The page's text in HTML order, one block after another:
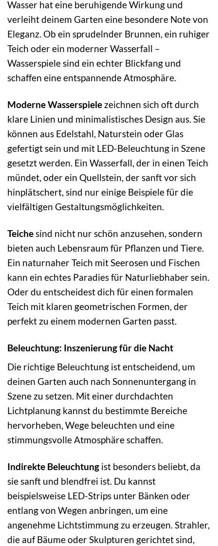
Wasser hat eine beruhigende Wirkung und
verleiht deinem Garten eine besondere Note von
Eleganz. Ob ein sprudelnder Brunnen, ein ruhiger
Teich oder ein moderner Wasserfall –
Wasserspiele sind ein echter Blickfang und
schaffen eine entspannende Atmosphäre.
Moderne Wasserspiele zeichnen sich oft durch
klare Linien und minimalistisches Design aus. Sie
können aus Edelstahl, Naturstein oder Glas
gefertigt sein und mit LED-Beleuchtung in Szene
gesetzt werden. Ein Wasserfall, der in einen Teich
mündet, oder ein Quellstein, der sanft vor sich
hinplätschert, sind nur einige Beispiele für die
vielfältigen Gestaltungsmöglichkeiten.
Teichesind nicht nur schön anzusehen, sondern
bieten auch Lebensraum für Pflanzen und Tiere.
Ein naturnaher Teich mit Seerosen und Fischen
kann ein echtes Paradies für Naturliebhaber sein.
Oder du entscheidest dich für einen formalen
Teich mit klaren geometrischen Formen, der
perfekt zu einem modernen Garten passt.
Beleuchtung: Inszenierung für die Nacht
Die richtige Beleuchtung ist entscheidend, um
deinen Garten auch nach Sonnenuntergang in
Szene zu setzen. Mit einer durchdachten
Lichtplanung kannst du bestimmte Bereiche
hervorheben, Wege beleuchten und eine
stimmungsvolle Atmosphäre schaffen.
Indirekte Beleuchtung ist besonders beliebt, da
sie sanft und blendfrei ist. Du kannst
beispielsweise LED-Strips unter Bänken oder
entlang von Wegen anbringen, um eine
angenehme Lichtstimmung zu erzeugen. Strahler,
die auf Bäume oder Skulpturen gerichtet sind,